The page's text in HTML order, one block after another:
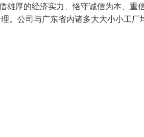
雄厚的经济实力、恪守诚信为本、重
。公司与广东省内诸多大大小小工厂